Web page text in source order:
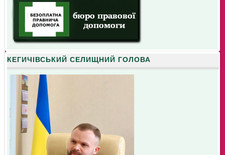
КЕГИЧІВСЬКИЙ СЕЛИЩНИЙ ГОЛОВА